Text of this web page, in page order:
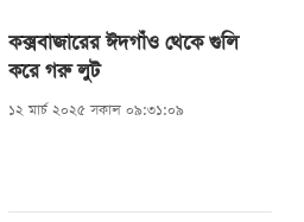
কক্সবাজারের ঈদগাঁও থেকে গুলি
করে গরু লুট
১২ মার্চ ২০২৫ সকাল ০৯:৩১:০৯